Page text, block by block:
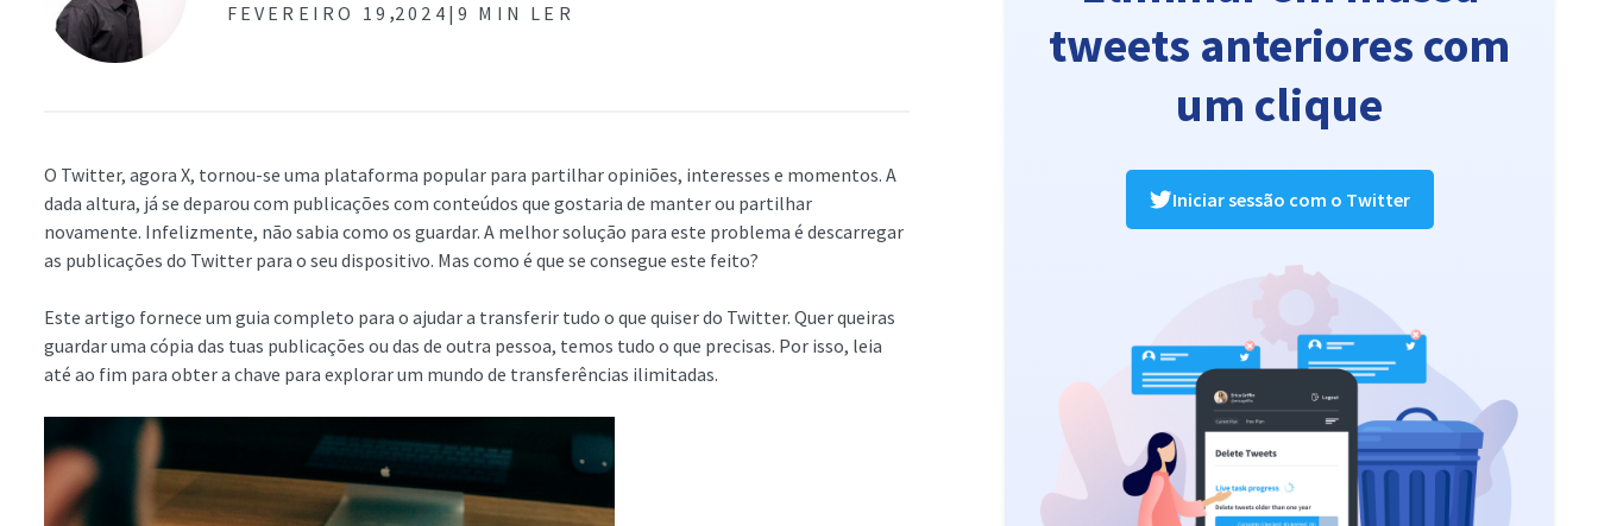
FEVEREIRO 19 ,2024| 9 MIN LER
O Twitter, agora X, tornou-se uma plataforma popular para partilhar opiniões, interesses e momentos. A
dada altura, já se deparou com publicações com conteúdos que gostaria de manter ou partilhar
novamente. Infelizmente, não sabia como os guardar. A melhor solução para este problema é descarregar
as publicações do Twitter para o seu dispositivo. Mas como é que se consegue este feito?
Este artigo fornece um guia completo para o ajudar a transferir tudo o que quiser do Twitter. Quer queiras
guardar uma cópia das tuas publicações ou das de outra pessoa, temos tudo o que precisas. Por isso, leia
até ao fim para obter a chave para explorar um mundo de transferências ilimitadas.
tweets anteriores com
um clique
Iniciar sessão com o Twitter